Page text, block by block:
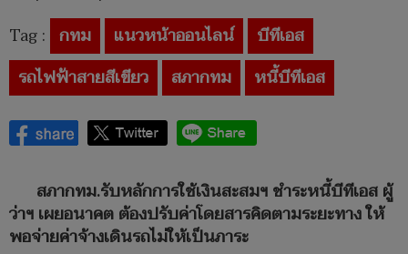
Tag : กทม แนวหน้าออนไลน์
บีทีเอส
รถไฟฟ้าสายสีเขียว
สภากทม หนี้บีทีเอส
สภากทม.รับหลักการใช้เงินสะสมฯ ชำระหนี้บีทีเอส ผู้
ว่าฯ เผยอนาคต ต้องปรับค่าโดยสารคิดตามระยะทาง ให้
พอจ่ายค่าจ้างเดินรถไม่ให้เป็นภาระ